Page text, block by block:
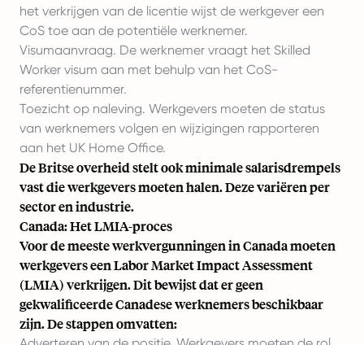
het verkrijgen van de licentie wijst de werkgever een
CoS toe aan de potentiële werknemer.
Visumaanvraag. De werknemer vraagt het Skilled
Worker visum aan met behulp van het CoS-
referentienummer.
Toezicht op naleving. Werkgevers moeten de status
van werknemers volgen en wijzigingen rapporteren
aan het UK Home Office.
De Britse overheid stelt ook minimale salarisdrempels
vast die werkgevers moeten halen. Deze variëren per
sector en industrie.
Canada: Het LMIA-proces
Voor de meeste werkvergunningen in Canada moeten
werkgevers een Labor Market Impact Assessment
(LMIA) verkrijgen. Dit bewijst dat er geen
gekwalificeerde Canadese werknemers beschikbaar
zijn. De stappen omvatten: